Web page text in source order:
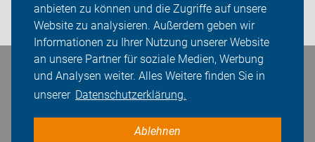
anbieten zu können und die Zugriffe auf unsere
Website zu analysieren. Außerdem geben wir
Informationen zu Ihrer Nutzung unserer Website
an unsere Partner für soziale Medien, Werbung
und Analysen weiter. Alles Weitere finden Sie in
unserer Datenschutzerklärung.
Ablehnen
Login
Bleiben Sie in Kontakt